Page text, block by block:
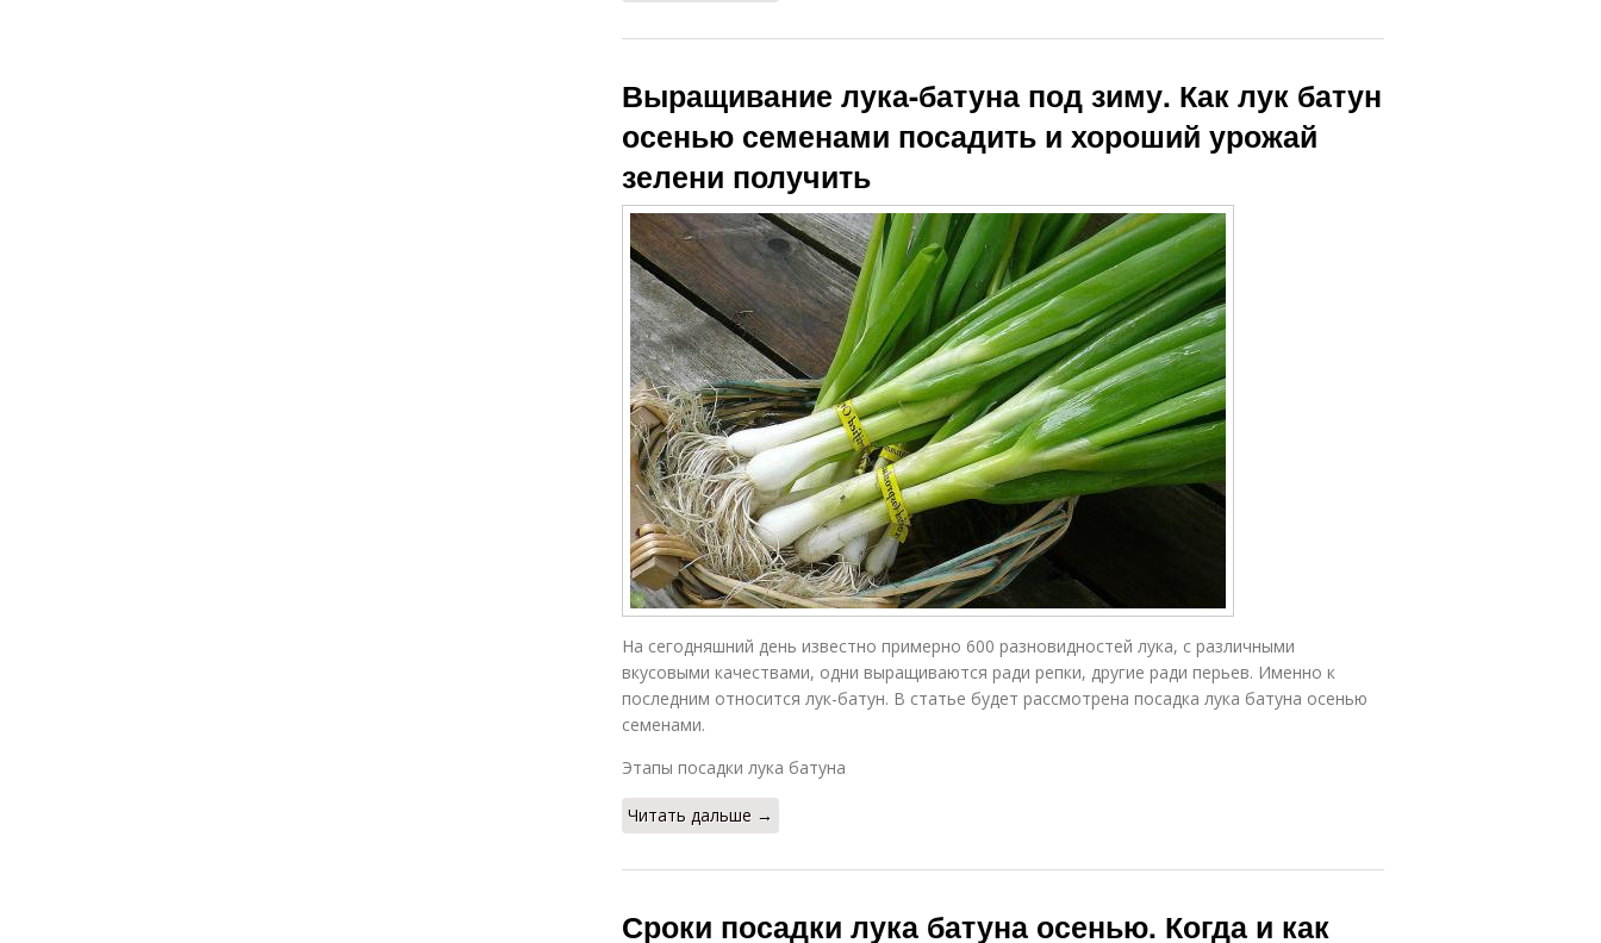
Выращивание лука-батуна под зиму. Как лук батун
осенью семенами посадить и хороший урожай
зелени получить
На сегодняшний день известно примерно 600 разновидностей лука, с различными
вкусовыми качествами, одни выращиваются ради репки, другие ради перьев. Именно к
последним относится лук-батун. В статье будет рассмотрена посадка лука батуна осенью
семенами.
Этапы посадки лука батуна
Читать дальше →
Сроки посадки лука батуна осенью. Когда и как